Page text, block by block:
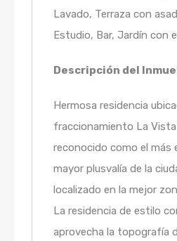
Lavado, Terraza con
Estudio, Bar, Jardín con
Descripción del
Hermosa residencia
fraccionamiento La
reconocido como el más
mayor plusvalía de la
localizado en la mejor
La residencia de estilo
aprovecha la topografía